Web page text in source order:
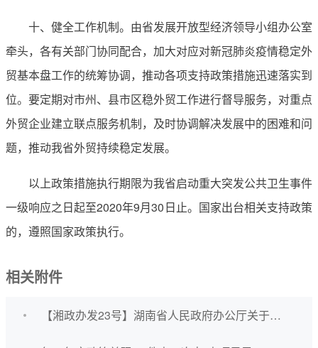
十、健全工作机制。由省发展开放型经济领导小组办公室
牵头，各有关部门协同配合，加大对应对新冠肺炎疫情稳定外
贸基本盘工作的统筹协调，推动各项支持政策措施迅速落实到
位。要定期对市州、县市区稳外贸工作进行督导服务，对重点
外贸企业建立联点服务机制，及时协调解决发展中的困难和问
题，推动我省外贸持续稳定发展。
以上政策措施执行期限为我省启动重大突发公共卫生事件
一级响应之日起至2020年9月30日止。国家出台相关支持政策
的，遵照国家政策执行。
相关附件
【湘政办发23号】湖南省人民政府办公厅关于印发《湖南省应对新冠肺炎疫情稳定外贸基本盘的若干措施》的通知.doc